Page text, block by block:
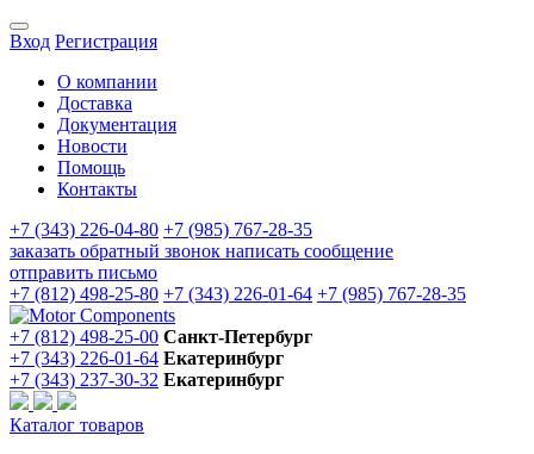
Вход Регистрация
О компании
Доставка
Документация
Новости
Помощь
Контакты
+7 (343) 226-04-80 +7 (985) 767-28-35
заказать обратный звонок написать сообщение
отправить письмо
+7 (812) 498-25-80 +7 (343) 226-01-64 +7 (985) 767-28-35
+7 (812) 498-25-00 Санкт-Петербург
+7 (343) 226-01-64 Екатеринбург
+7 (343) 237-30-32 Екатеринбург
Каталог товаров